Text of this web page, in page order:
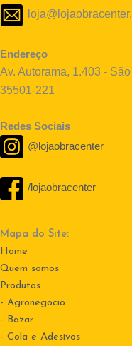
Endereço
Av. Autorama, 1.403 -
35501-221
Redes Sociais
@lojaobracenter
/lojaobracenter
Mapa do Site:
Home
Quem somos
Produtos
- Agronegocio
- Bazar
- Cola e Adesivos